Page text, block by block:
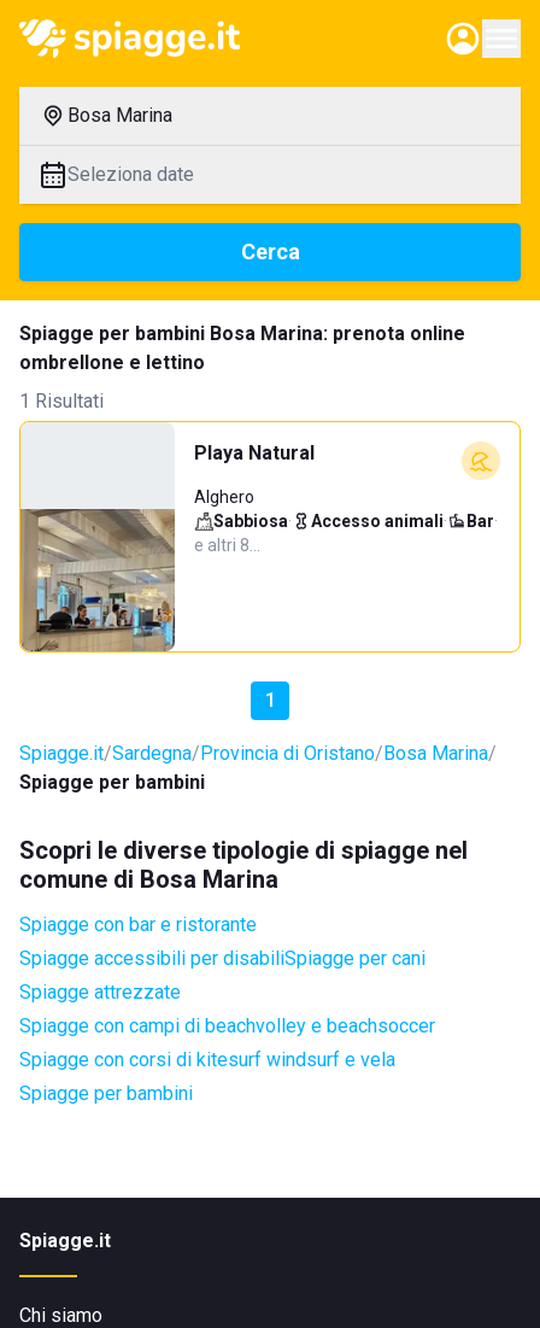
Bosa Marina
Seleziona date
Cerca
Spiagge per bambini Bosa Marina: prenota online
ombrellone e lettino
1 Risultati
Playa Natural
Alghero
Sabbiosa· Accesso animali· Bar·
e altri 8…
1
Spiagge.it Sardegna Provincia di Oristano Bosa Marina
Spiagge per bambini
Scopri le diverse tipologie di spiagge nel
comune di Bosa Marina
Spiagge con bar e ristorante
Spiagge accessibili per disabiliSpiagge per cani
Spiagge attrezzate
Spiagge con campi di beachvolley e beachsoccer
Spiagge con corsi di kitesurf windsurf e vela
Spiagge per bambini
Spiagge.it
Chi siamo